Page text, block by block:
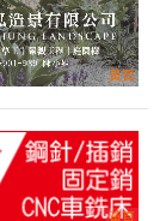
立即報價